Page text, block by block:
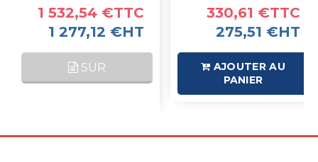
1 532,54 €TTC
1 277,12 €HT
SUR
330,61 €TTC
275,51 €HT
AJOUTER AU
PANIER